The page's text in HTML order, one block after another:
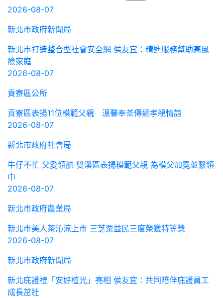
2026-08-07
新北市政府新聞局
新北市打造整合型社會安全網 侯友宜：精進服務幫助高風
險家庭
2026-08-07
貢寮區公所
貢寮區表揚11位模範父親 溫馨奉茶傳遞孝親情誼
2026-08-07
新北市政府社會局
牛仔不忙 父愛領航 雙溪區表揚模範父親 為模父加冕並繫領
巾
2026-08-07
新北市政府農業局
新北市美人茶沁涼上市 三芝粟益民三度榮獲特等獎
2026-08-07
新北市政府新聞局
新北庇護禮「安好植光」亮相 侯友宜：共同陪伴庇護員工
成長茁壯